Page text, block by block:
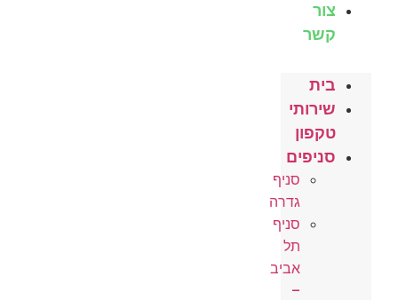
צור
קשר
בית
שירותי
טקפון
סניפים
סניף
גדרה
סניף
תל
אביב
–